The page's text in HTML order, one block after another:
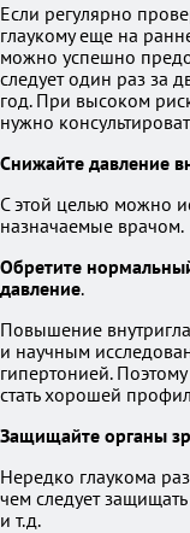
Если регулярно
глаукому еще на
можно успешно
следует один раз за
год. При высоком
нужно
Снижайте давление
С этой целью можно
назначаемые врачом.
Обретите
давление.
Повышение
и научным
гипертонией.
стать хорошей
Защищайте органы
Нередко глаукома
чем следует
и т.д.